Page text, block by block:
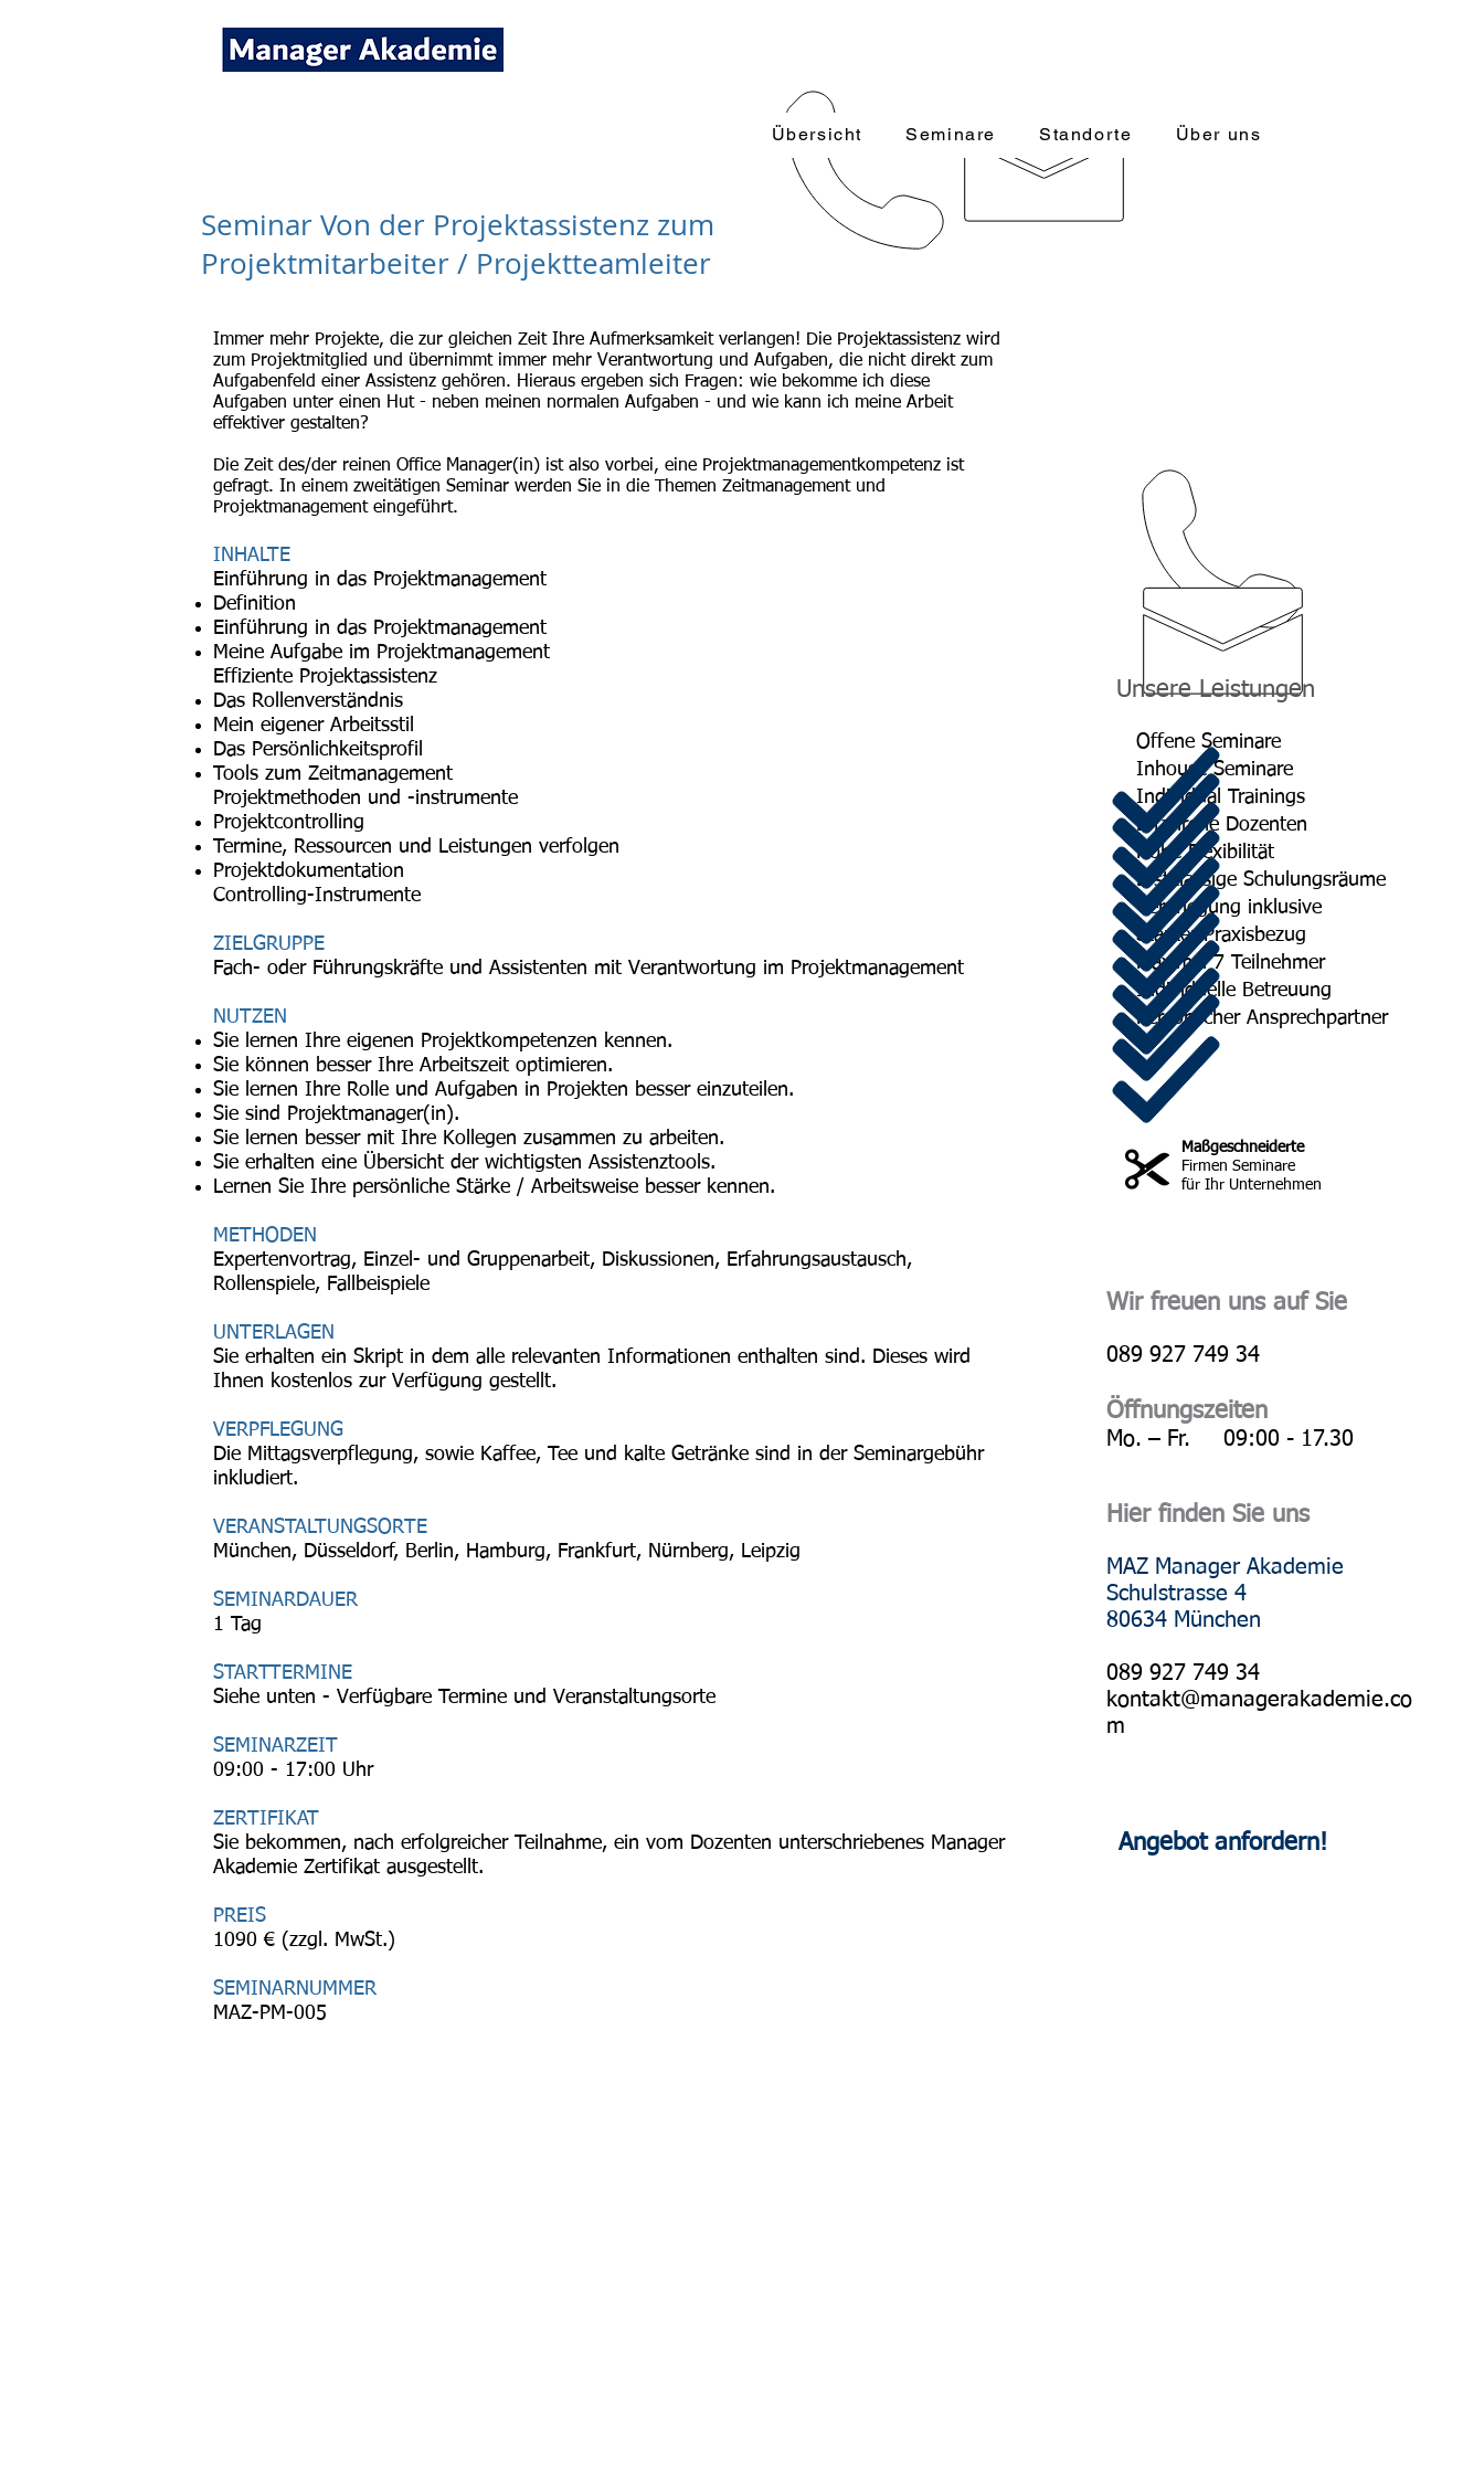
Übersicht Seminare Standorte Über uns
Seminar Von der Projektassistenz zum
Projektmitarbeiter / Projektteamleiter
Immer mehr Projekte, die zur gleichen Zeit Ihre Aufmerksamkeit verlangen! Die Projektassistenz wird
zum Projektmitglied und übernimmt immer mehr Verantwortung und Aufgaben, die nicht direkt zum
Aufgabenfeld einer Assistenz gehören. Hieraus ergeben sich Fragen: wie bekomme ich diese
Aufgaben unter einen Hut - neben meinen normalen Aufgaben - und wie kann ich meine Arbeit
effektiver gestalten?
Die Zeit des/der reinen Office Manager(in) ist also vorbei, eine Projektmanagementkompetenz ist
gefragt. In einem zweitätigen Seminar werden Sie in die Themen Zeitmanagement und
Projektmanagement eingeführt.
INHALTE
Einführung in das Projektmanagement
Definition
Einführung in das Projektmanagement
Meine Aufgabe im Projektmanagement
Effiziente Projektassistenz
Das Rollenverständnis
Mein eigener Arbeitsstil
Das Persönlichkeitsprofil
Tools zum Zeitmanagement
Projektmethoden und -instrumente
Projektcontrolling
Termine, Ressourcen und Leistungen verfolgen
Projektdokumentation
Controlling-Instrumente
ZIELGRUPPE
Fach- oder Führungskräfte und Assistenten mit Verantwortung im Projektmanagement
NUTZEN
Sie lernen Ihre eigenen Projektkompetenzen kennen.
Sie können besser Ihre Arbeitszeit optimieren.
Sie lernen Ihre Rolle und Aufgaben in Projekten besser einzuteilen.
Sie sind Projektmanager(in).
Sie lernen besser mit Ihre Kollegen zusammen zu arbeiten.
Sie erhalten eine Übersicht der wichtigsten Assistenztools.
Lernen Sie Ihre persönliche Stärke / Arbeitsweise besser kennen.
METHODEN
Expertenvortrag, Einzel- und Gruppenarbeit, Diskussionen, Erfahrungsaustausch,
Rollenspiele, Fallbeispiele
UNTERLAGEN
Sie erhalten ein Skript in dem alle relevanten Informationen enthalten sind. Dieses wird
Ihnen kostenlos zur Verfügung gestellt.
VERPFLEGUNG
Die Mittagsverpflegung, sowie Kaffee, Tee und kalte Getränke sind in der Seminargebühr
inkludiert.
VERANSTALTUNGSORTE
München, Düsseldorf, Berlin, Hamburg, Frankfurt, Nürnberg, Leipzig
SEMINARDAUER
1 Tag
STARTTERMINE
Siehe unten - Verfügbare Termine und Veranstaltungsorte
SEMINARZEIT
09:00 - 17:00 Uhr
ZERTIFIKAT
Sie bekommen, nach erfolgreicher Teilnahme, ein vom Dozenten unterschriebenes Manager
Akademie Zertifikat ausgestellt.
PREIS
1090 € (zzgl. MwSt.)
SEMINARNUMMER
MAZ-PM-005
kontakt@managerakademie.com
Unsere Leistungen
Offene Seminare
Inhouse Seminare
Individual Trainings
Erfahrene Dozenten
Hohe Flexibilität
Erstklassige Schulungsräume
Verpflegung inklusive
Starker Praxisbezug
Maximal 7 Teilnehmer
Individuelle Betreuung
Persönlicher Ansprechpartner
Maßgeschneiderte
Firmen Seminare
für Ihr Unternehmen
Wir freuen uns auf Sie
089 927 749 34
Öffnungszeiten
Mo. – Fr. 09:00 - 17.30
Hier finden Sie uns
MAZ Manager Akademie
Schulstrasse 4
80634 München
089 927 749 34
kontakt@managerakademie.co
m
Angebot anfordern!